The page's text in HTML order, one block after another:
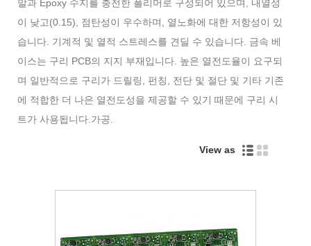
말과 Epoxy 수지를 충전한 폴리머로 구성되어 있으며, 내열성
이 낮고(0.15), 점탄성이 우수하며, 열노화에 대한 저항성이 있
습니다. 기계적 및 열적 스트레스를 견딜 수 있습니다. 금속 베
이스는 구리 PCB의 지지 부재입니다. 높은 열전도율이 요구되
며 일반적으로 구리가 드릴링, 펀칭, 전단 및 절단 및 기타 기존
에 적합한 더 나은 열전도성을 제공할 수 있기 때문에 구리 시
트가 사용됩니다.가공.
View as